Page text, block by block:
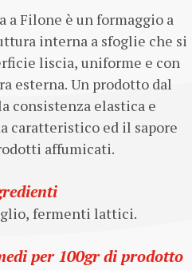
a Filone è un formaggio a
interna a sfoglie che si
liscia, uniforme e con
esterna. Un prodotto dal
consistenza elastica e
caratteristico ed il sapore
affumicati.
fermenti lattici.
per 100gr di prodotto